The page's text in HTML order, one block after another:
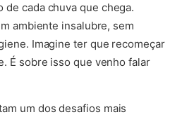
de cada chuva que chega.
ambiente insalubre, sem
Imagine ter que recomeçar
É sobre isso que venho falar
um dos desafios mais